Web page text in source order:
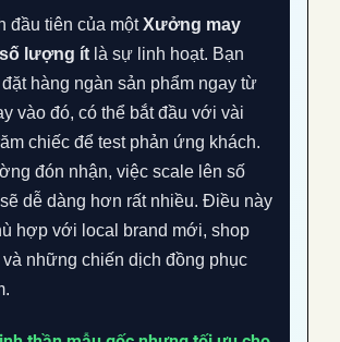
đầu tiên của mộtXưởng may
lượng ít là sự linh hoạt. Bạn
hàng ngàn sản phẩm ngay từ
vào đó, có thể bắt đầu với vài
chiếc để test phản ứng khách.
đón nhận, việc scale lên số
dễ dàng hơn rất nhiều. Điều này
hợp với local brand mới, shop
những chiến dịch đồng phục